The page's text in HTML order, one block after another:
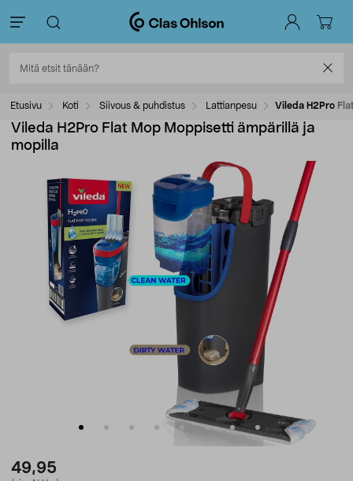
Etusivu Koti Siivous & puhdistus Lattianpesu Vileda H2Pro
Vileda H2Pro Flat Mop Moppisetti ämpärillä ja
mopilla
49,95